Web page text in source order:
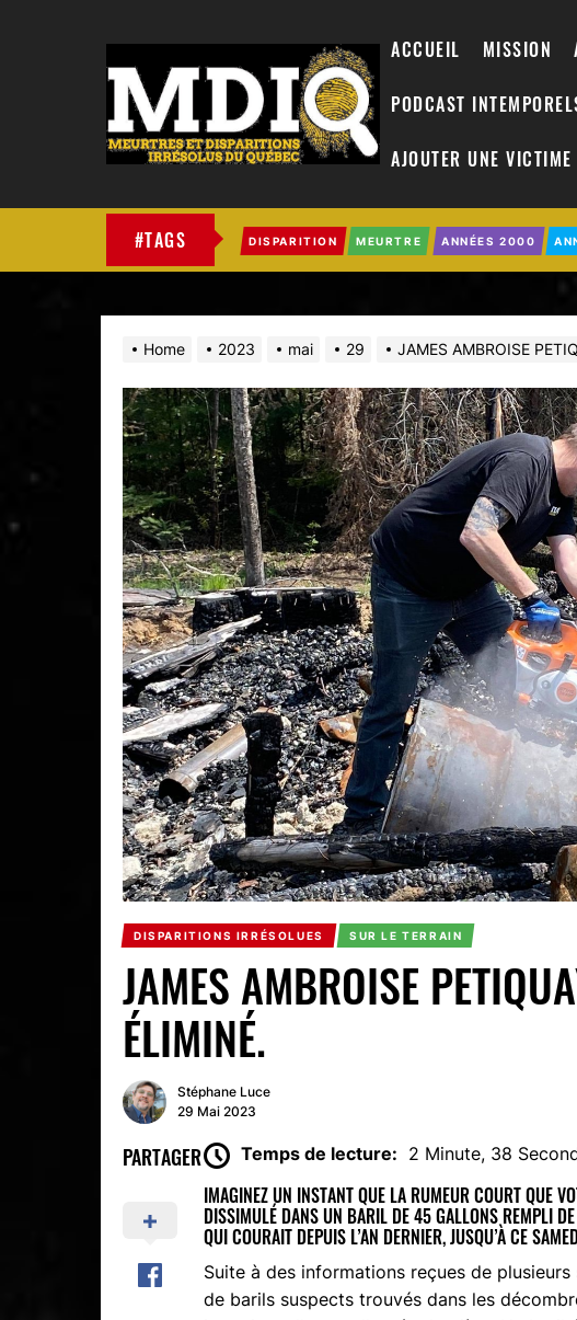
ACCUEIL MISSION
PODCAST
AJOUTER UNE VICTIME
#TAGS DISPARITION MEURTRE ANNÉES 2000
Home 2023 mai 29 JAMES AMBROISE
DISPARITIONS IRRÉSOLUES SUR LE TERRAIN
JAMES AMBROISE
ÉLIMINÉ.
Stéphane Luce
29 Mai 2023
PARTAGER Temps de lecture: 2 Minute, 38
IMAGINEZ UN INSTANT QUE LA RUMEUR COURT QUE
DISSIMULÉ DANS UN BARIL DE 45 GALLONS REMPLI
QUI COURAIT DEPUIS L’AN DERNIER, JUSQU’À CE
Suite à des informations reçues de
de barils suspects trouvés dans les